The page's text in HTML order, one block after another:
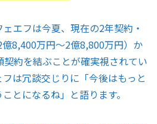
エフは今夏、現在の2年契約・
8,400万円〜2億8,800万円）か
約を結ぶことが確実視されてい
は冗談交じりに「今後はもっと
とになるね」と語ります。